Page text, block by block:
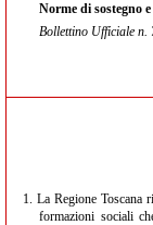
Norme di sostegno
Bollettino Ufficiale n.
1. La Regione Toscana
formazioni sociali